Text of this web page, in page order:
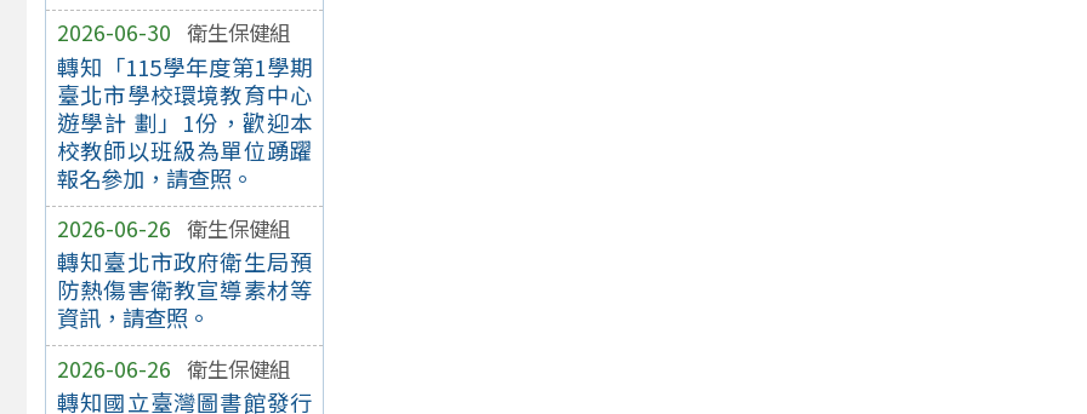
2026-06-30 衛生保健組
轉知「115學年度第1學期
臺北市學校環境教育中心
遊學計 劃」1份，歡迎本
校教師以班級為單位踴躍
報名參加，請查照。
2026-06-26 衛生保健組
轉知臺北市政府衛生局預
防熱傷害衛教宣導素材等
資訊，請查照。
2026-06-26 衛生保健組
轉知國立臺灣圖書館發行